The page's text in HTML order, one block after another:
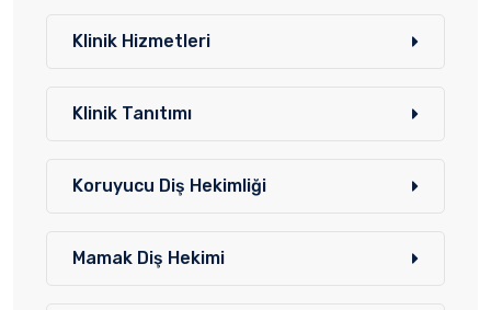
Klinik Hizmetleri
Klinik Tanıtımı
Koruyucu Diş Hekimliği
Mamak Diş Hekimi